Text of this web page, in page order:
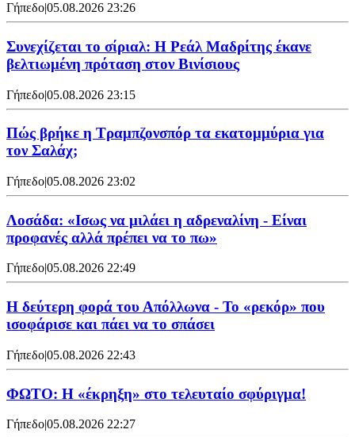
Γήπεδο|05.08.2026 23:26
Συνεχίζεται το σίριαλ: Η Ρεάλ Μαδρίτης έκανε
βελτιωμένη πρόταση στον Βινίσιους
Γήπεδο|05.08.2026 23:15
Πώς βρήκε η Τραμπζονσπόρ τα εκατομμύρια για
τον Σαλάχ;
Γήπεδο|05.08.2026 23:02
Λοσάδα: «Ισως να μιλάει η αδρεναλίνη - Είναι
προφανές αλλά πρέπει να το πω»
Γήπεδο|05.08.2026 22:49
Η δεύτερη φορά του Απόλλωνα - Το «ρεκόρ» που
ισοφάρισε και πάει να το σπάσει
Γήπεδο|05.08.2026 22:43
ΦΩΤΟ: Η «έκρηξη» στο τελευταίο σφύριγμα!
Γήπεδο|05.08.2026 22:27